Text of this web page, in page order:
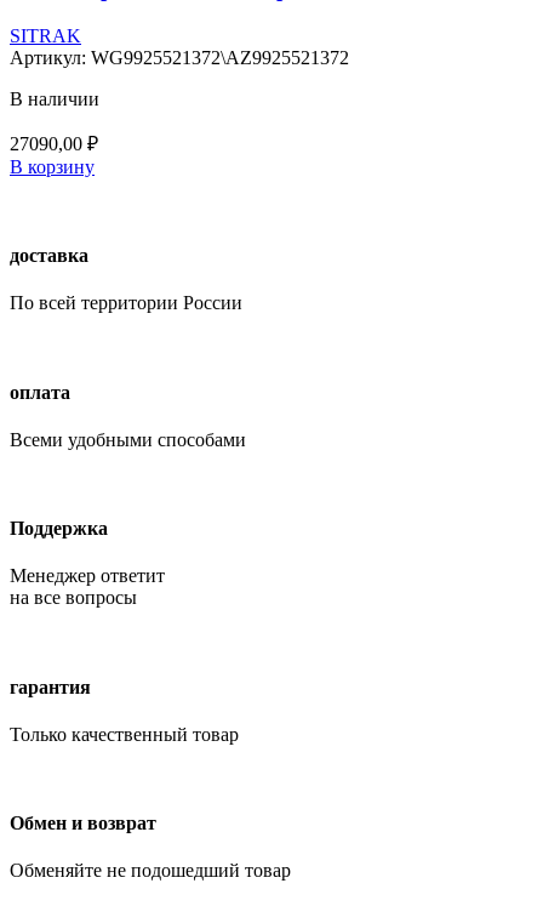
SITRAK
Артикул: WG9925521372\AZ9925521372
В наличии
27090,00 ₽
В корзину
доставка
По всей территории России
оплата
Всеми удобными способами
Поддержка
Менеджер ответит
на все вопросы
гарантия
Только качественный товар
Обмен и возврат
Обменяйте не подошедший товар